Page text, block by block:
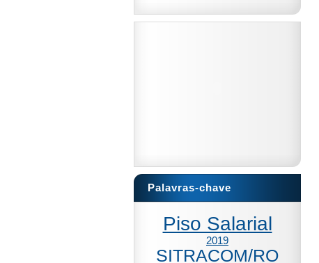
Palavras-chave
Piso Salarial
2019
SITRACOM/RO